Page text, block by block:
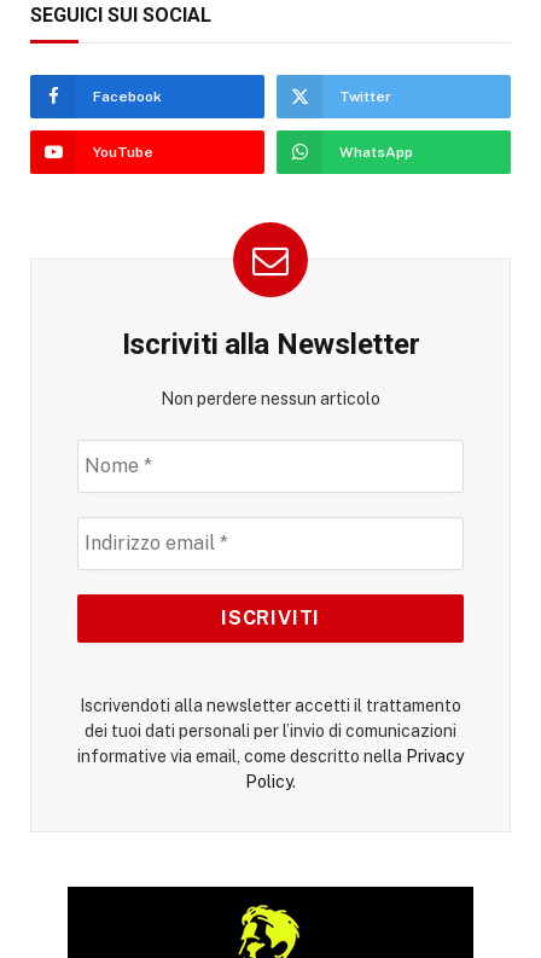
SEGUICI SUI SOCIAL
Facebook Twitter
YouTube WhatsApp
Iscriviti alla Newsletter
Non perdere nessun articolo
Iscrivendoti alla newsletter accetti il trattamento
dei tuoi dati personali per l’invio di comunicazioni
informative via email, come descritto nella Privacy
Policy.